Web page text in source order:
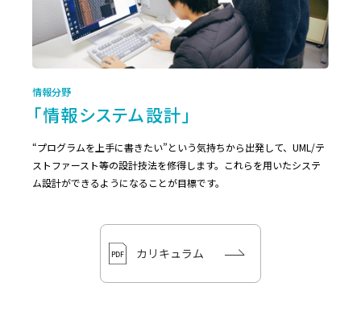
情報分野
「情報システム設計」
“プログラムを上手に書きたい”という気持ちから出発して、UML/テ
ストファースト等の設計技法を修得します。これらを用いたシステ
ム設計ができるようになることが目標です。
カリキュラム